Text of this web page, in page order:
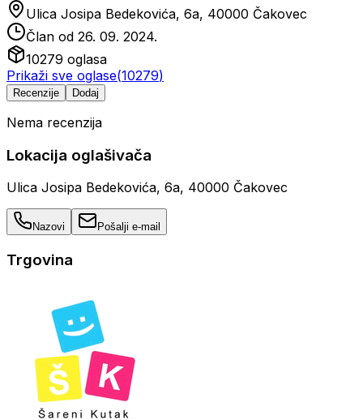
Ulica Josipa Bedekovića, 6a, 40000 Čakovec
Član od 26. 09. 2024.
10279 oglasa
Prikaži sve oglase(10279)
Recenzije Dodaj
Nema recenzija
Lokacija oglašivača
Ulica Josipa Bedekovića, 6a, 40000 Čakovec
Nazovi Pošalji e-mail
Trgovina